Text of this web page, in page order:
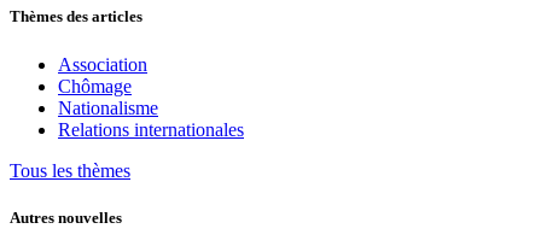
Thèmes des articles
Association
Chômage
Nationalisme
Relations internationales
Tous les thèmes
Autres nouvelles